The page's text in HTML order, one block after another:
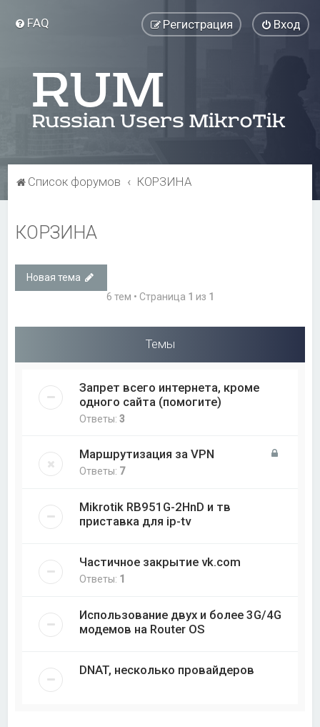
FAQ Вход
Регистрация
Список форумов КОРЗИНА
КОРЗИНА
Новая тема
6 тем • Страница 1 из 1
Темы
Запрет всего интернета, кроме
одного сайта (помогите)
Ответы:3
Маршрутизация за VPN
Ответы: 7
Mikrotik RB951G-2HnD и тв
приставка для ip-tv
Частичное закрытие vk.com
Ответы: 1
Использование двух и более 3G/4G
модемов на Router OS
DNAT, несколько провайдеров